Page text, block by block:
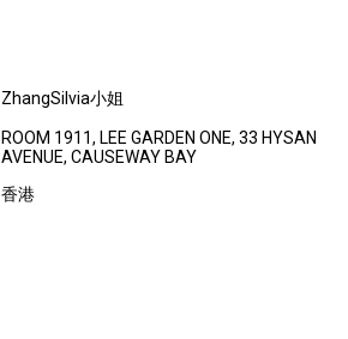
ZhangSilvia小姐
ROOM 1911, LEE GARDEN ONE, 33 HYSAN
AVENUE, CAUSEWAY BAY
香港